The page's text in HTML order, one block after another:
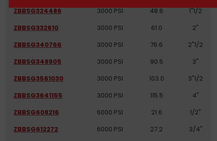
ZBBSG324486
3000 PSI 48.6
1"1/2
ZBBSG332610
3000 PSI 61.0
2"
ZBBSG340766
3000 PSI 76.6
2"1/2
ZBBSG348905
3000 PSI 90.5
3"
ZBBSG3561030
3000 PSI 103.0
3"1/2
ZBBSG3641155
3000 PSI 115.5
4"
ZBBSG608216
6000 PSI 21.6
1/2"
ZBBSG612272
6000 PSI 27.2
3/4"